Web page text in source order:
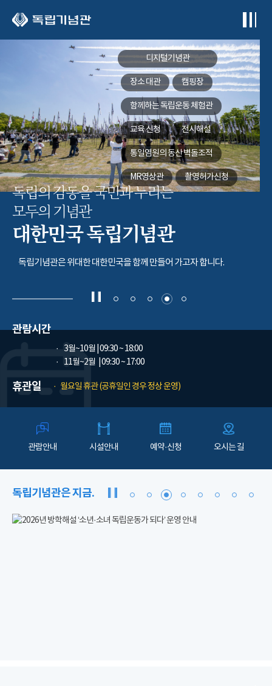
디지털기념관
장소 대관 캠핑장
함께하는독립운동 체험관
교육 신청 전시해설
통일염원의 동산벽돌조적
MR영상관 촬영허가신청
독립의 감동을 국민과 누리는
모두의 기념관
대한민국 독립기념관
독립기념관은 위대한 대한민국을 함께 만들어 가고자 합니다.
관람시간
3월~10월 | 09:30 ~ 18:00
11월~2월
| 09:30 ~ 17:00
휴관일 월요일 휴관 (공휴일인 경우 정상 운영)
관람안내 시설안내 예약·신청 오시는 길
독립기념관은 지금.